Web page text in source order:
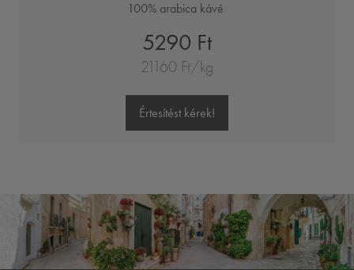
100% arabica kávé
5290 Ft
21160 Ft/kg
Értesítést kérek!